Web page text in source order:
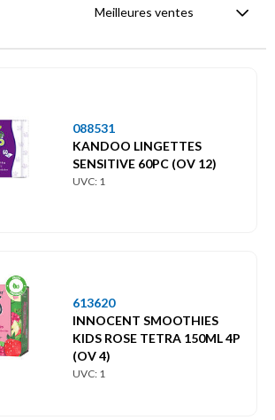
Meilleures ventes
088531
KANDOO LINGETTES
SENSITIVE 60PC (OV 12)
UVC: 1
613620
INNOCENT SMOOTHIES
KIDS ROSE TETRA 150ML 4P
(OV 4)
UVC: 1